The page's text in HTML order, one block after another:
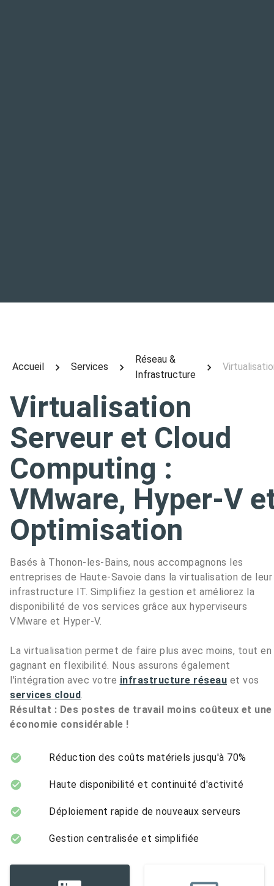
Accueil Services
Réseau &
Infrastructure
Virtualisation
Serveur et Cloud
Computing :
VMware, Hyper-V
Optimisation
Basés à Thonon-les-Bains, nous accompagnons les
entreprises de Haute-Savoie dans la virtualisation de leur
infrastructure IT. Simplifiez la gestion et améliorez la
disponibilité de vos services grâce aux hyperviseurs
VMware et Hyper-V.
La virtualisation permet de faire plus avec moins, tout en
gagnant en flexibilité. Nous assurons également
l'intégration avec votre infrastructure réseau et vos
services cloud
Résultat : Des postes de travail moins coûteux et une
économie considérable !
Réduction des coûts matériels jusqu'à 70%
Haute disponibilité et continuité d'activité
Déploiement rapide de nouveaux serveurs
Gestion centralisée et simplifiée